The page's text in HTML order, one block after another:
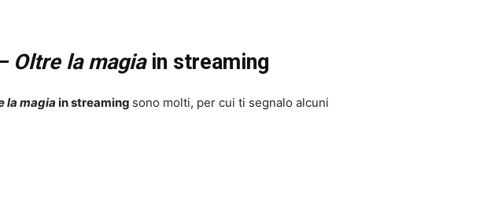
Oltre la magia in streaming
la magia in streaming sono molti, per cui ti segnalo alcuni